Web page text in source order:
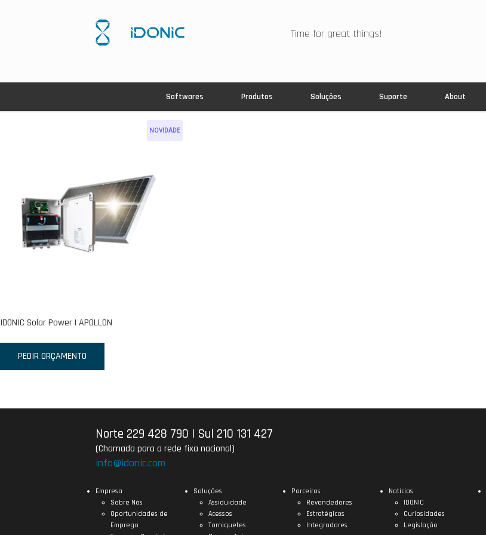
Time for great things!
Softwares Produtos Soluções Suporte About
NOVIDADE
IDONIC Solar Power | APOLLON
PEDIR ORÇAMENTO
Norte 229 428 790 | Sul 210 131 427
(Chamada para a rede fixa nacional)
info@idonic.com
Empresa
Sobre Nós
Oportunidades de
Emprego
Soluções
Assiduidade
Acessos
Torniquetes
Parceiros
Revendedores
Estratégicos
Integradores
Notícias
IDONIC
Curiosidades
Legislação